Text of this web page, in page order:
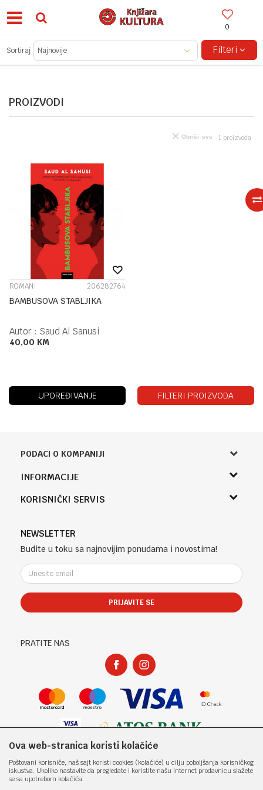
0
BESPLATNA ISPORUKA ZA IZNOSE PREKO 150KM!
PROIZVODI
Sortiraj Filteri
1 proizvoda
Obriši sve
ROMANI 206282764
BAMBUSOVA STABLJIKA
Autor : Saud Al Sanusi
40,00 KM
UPOREĐIVANJE FILTERI PROIZVODA
PODACI O KOMPANIJI
Knjižara Kultura
Knjaza Miloša 3A
Telefon (uprava firme Sladaboni d.o.o)
051 303 460
e-knjizara@knjizarakultura.com
Račun
400965310005
INFORMACIJE
O nama
Kontakt
Klub povjerenja "Knjižara Kultura"
KORISNIČKI SERVIS
Politika privatnosti
Kako kupiti
Načini plaćanja
Plaćanje karticama
Isporuka
Zamjena veličine i zamjena artikla za drugi
Povraćaj sredstava
NEWSLETTER
Budite u toku sa najnovijim ponudama i novostima!
PRIJAVITE SE
PRATITE NAS
Nastojimo da budemo što precizniji u opisu proizvoda, prikazu slika i samih
cijena, ali ne možemo garantovati da su sve informacije kompletne i bez
grešaka. Svi artikli prikazani na sajtu su dio naše ponude i ne
Ova web-stranica koristi kolačiće
Poštovani korisniče, naš sajt koristi cookies (kolačiće) u cilju poboljšanja korisničkog
iskustva. Ukoliko nastavite da pregledate i koristite našu Internet prodavnicu slažete
se sa upotrebom kolačića.